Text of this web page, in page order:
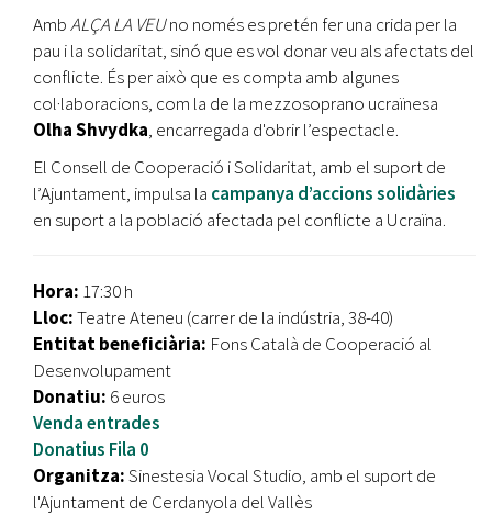
AmbALÇA LA VEUno només es pretén fer una crida per la
pau i la solidaritat, sinó que es vol donar veu als afectats del
conflicte. És per això que es compta amb algunes
col·laboracions, com la de la mezzosoprano ucraïnesa
Olha Shvydka, encarregada d'obrir l’espectacle.
El Consell de Cooperació i Solidaritat, amb el suport de
l’Ajuntament, impulsa la campanya d’accions solidàries
en suport a la població afectada pel conflicte a Ucraïna.
Hora: 17:30 h
Lloc:Teatre Ateneu (carrer de la indústria, 38-40)
Entitat beneficiària: Fons Català de Cooperació al
Desenvolupament
Donatiu: 6 euros
Venda entrades
Donatius Fila 0
Organitza:Sinestesia Vocal Studio, amb el suport de
l'Ajuntament de Cerdanyola del Vallès